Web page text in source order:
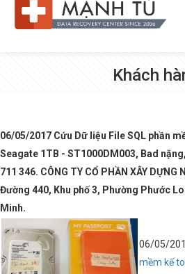
Khách
06/05/2017 Cứu Dữ liệu File SQL phần
Seagate 1TB - ST1000DM003, Bad
711 346. CÔNG TY CỔ PHẦN XÂY
Đường 440, Khu phố 3, Phường Phước
Minh.
06/05/
mềm kế